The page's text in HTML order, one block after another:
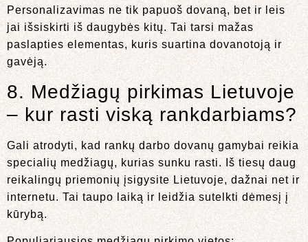
Personalizavimas ne tik papuoš dovaną, bet ir leis
jai išsiskirti iš daugybės kitų. Tai tarsi mažas
paslapties elementas, kuris suartina dovanotoją ir
gavėją.
8. Medžiagų pirkimas Lietuvoje
– kur rasti viską rankdarbiams?
Gali atrodyti, kad rankų darbo dovanų gamybai reikia
specialių medžiagų, kurias sunku rasti. Iš tiesų daug
reikalingų priemonių įsigysite Lietuvoje, dažnai net ir
internetu. Tai taupo laiką ir leidžia sutelkti dėmesį į
kūrybą.